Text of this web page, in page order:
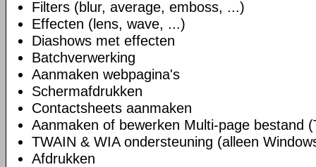
Filters (blur, average, emboss, ...)
Effecten (lens, wave, ...)
Diashows met effecten
Batchverwerking
Aanmaken webpagina's
Schermafdrukken
Contactsheets aanmaken
Aanmaken of bewerken Multi-page bestand
TWAIN & WIA ondersteuning (alleen
Afdrukken